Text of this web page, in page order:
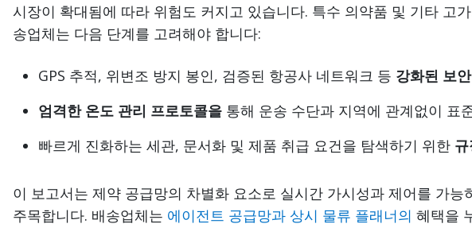
시장이 확대됨에 따라 위험도 커지고 있습니다. 특수 의약품 및 기타 고
송업체는 다음 단계를 고려해야 합니다:
GPS 추적, 위변조 방지 봉인, 검증된 항공사 네트워크 등 강화된 보
엄격한 온도 관리 프로토콜을 통해 운송 수단과 지역에 관계없이 표
빠르게 진화하는 세관, 문서화 및 제품 취급 요건을 탐색하기 위한
이 보고서는 제약 공급망의 차별화 요소로 실시간 가시성과 제어를 가능
주목합니다. 배송업체는 에이전트 공급망과 상시 물류 플래너의 혜택을